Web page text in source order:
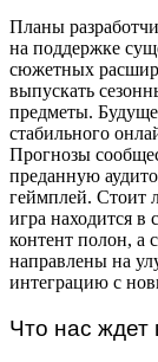
Планы
на поддержке
сюжетных
выпускать
предметы.
стабильного
Прогнозы
преданную
геймплей. Стоит
игра находится в
контент полон, а
направлены на
интеграцию с
Что нас ждет